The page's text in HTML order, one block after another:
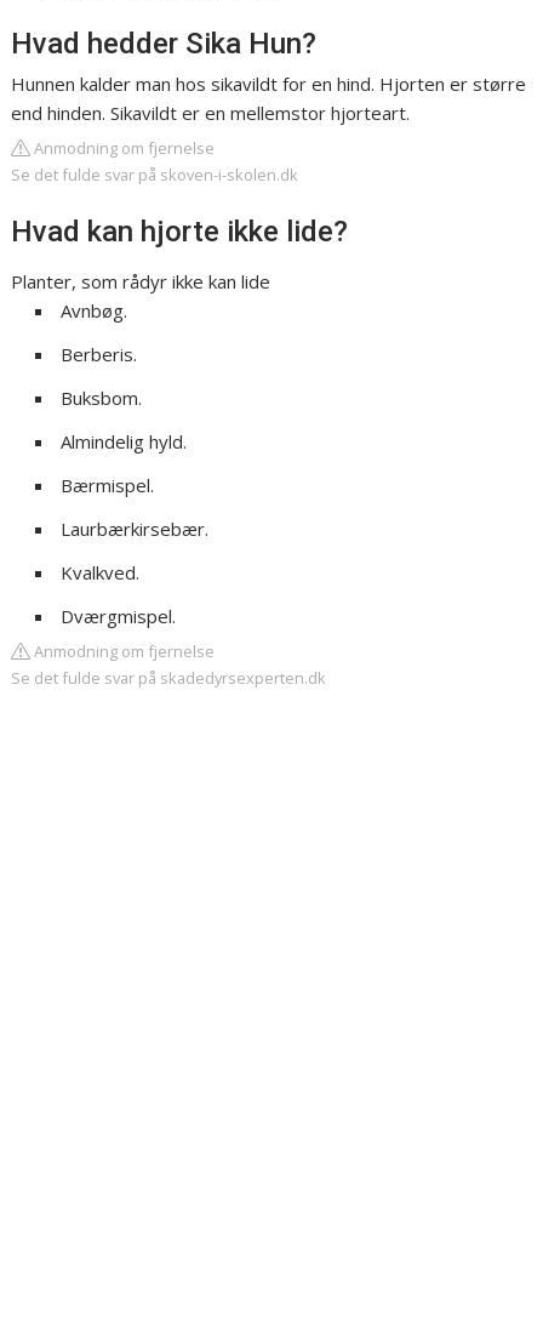
Hvad hedder Sika Hun?
Hunnen kalder man hos sikavildt for en hind. Hjorten er større
end hinden. Sikavildt er en mellemstor hjorteart.
Anmodning om fjernelse
Se det fulde svar på skoven-i-skolen.dk
Hvad kan hjorte ikke lide?
Planter, som rådyr ikke kan lide
Avnbøg.
Berberis.
Buksbom.
Almindelig hyld.
Bærmispel.
Laurbærkirsebær.
Kvalkved.
Dværgmispel.
Anmodning om fjernelse
Se det fulde svar på skadedyrsexperten.dk